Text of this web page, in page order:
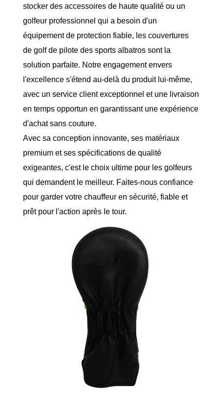
stocker des accessoires de haute qualité ou un
golfeur professionnel qui a besoin d'un
équipement de protection fiable, les couvertures
de golf de pilote des sports albatros sont la
solution parfaite. Notre engagement envers
l'excellence s'étend au-delà du produit lui-même,
avec un service client exceptionnel et une livraison
en temps opportun en garantissant une expérience
d'achat sans couture.
Avec sa conception innovante, ses matériaux
premium et ses spécifications de qualité
exigeantes, c'est le choix ultime pour les golfeurs
qui demandent le meilleur. Faites-nous confiance
pour garder votre chauffeur en sécurité, fiable et
prêt pour l'action après le tour.